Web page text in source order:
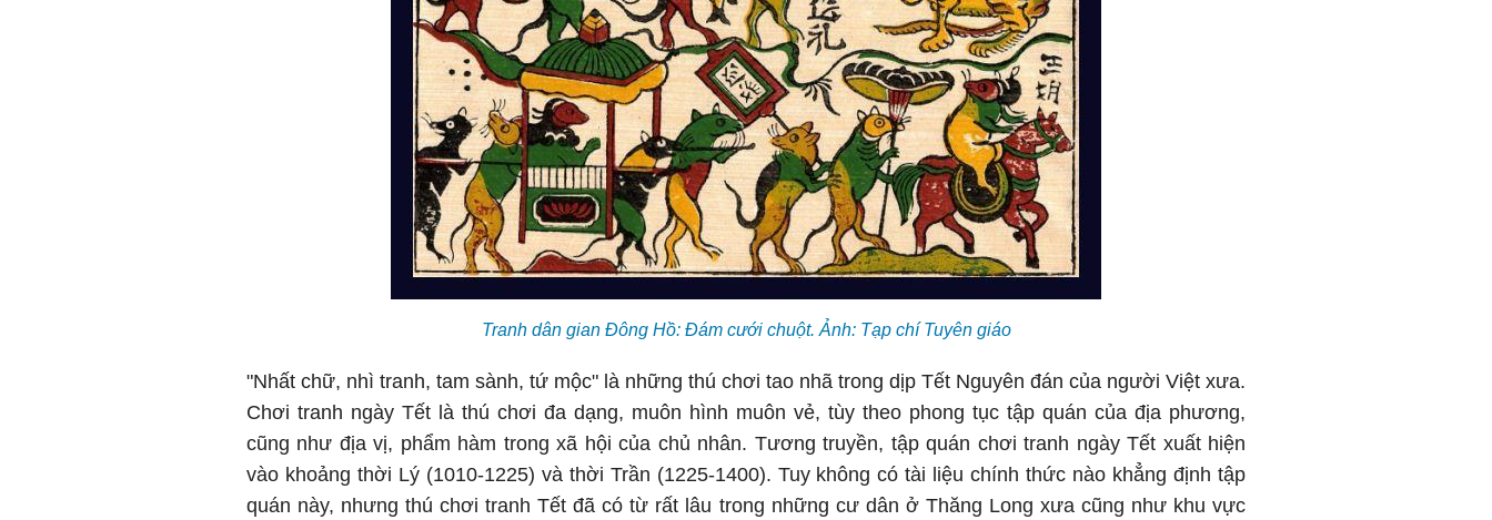
Tranh dân gian Đông Hồ: Đám cưới chuột. Ảnh: Tạp chí Tuyên giáo
"Nhất chữ, nhì tranh, tam sành, tứ mộc" là những thú chơi tao nhã trong dịp Tết Nguyên đán của người Việt xưa.
Chơi tranh ngày Tết là thú chơi đa dạng, muôn hình muôn vẻ, tùy theo phong tục tập quán của địa phương,
cũng như địa vị, phẩm hàm trong xã hội của chủ nhân. Tương truyền, tập quán chơi tranh ngày Tết xuất hiện
vào khoảng thời Lý (1010-1225) và thời Trần (1225-1400). Tuy không có tài liệu chính thức nào khẳng định tập
quán này, nhưng thú chơi tranh Tết đã có từ rất lâu trong những cư dân ở Thăng Long xưa cũng như khu vực